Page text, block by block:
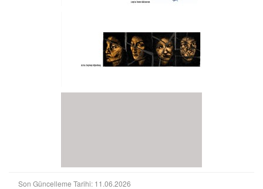
Son Güncelleme Tarihi: 11.06.2026